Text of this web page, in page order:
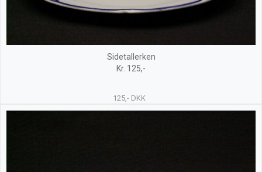
Sidetallerken
Kr. 125,-
125,- DKK